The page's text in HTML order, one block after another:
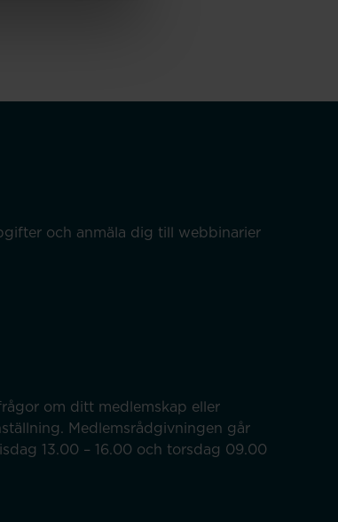
och anmäla dig till webbinarier
om ditt medlemskap eller
Medlemsrådgivningen går
13.00 – 16.00 och torsdag 09.00